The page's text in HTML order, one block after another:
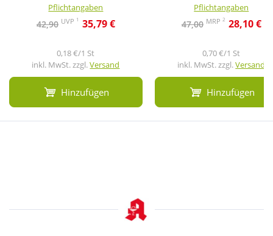
Pflichtangaben
42,90 UVP 1 35,79 €
0,18 €/1 St
inkl. MwSt. zzgl.Versand
Hinzufügen
Pflichtangaben
47,00 MRP 2 28,10 €
0,70 €/1 St
inkl. MwSt. zzgl.Versand
Hinzufügen